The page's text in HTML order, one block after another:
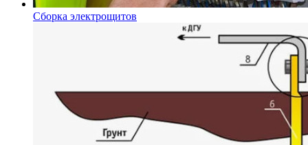
Сборка электрощитов